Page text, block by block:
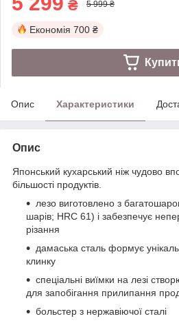
₴ 5 999 ₴
Економія 700 ₴
Опис Характеристики
Опис
Японський кухарський ніж чудово
більшості продуктів.
лезо виготовлено з
шарів; HRC 61) і забезпечує
різання
дамаська сталь формує
клинку
спеціальні виїмки на лезі
для запобігання прилипання
больстер з нержавіючої сталі